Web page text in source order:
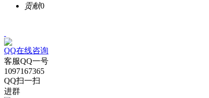
贡献0
QQ在线咨询
客服QQ一号
1097167365
QQ扫一扫
进群